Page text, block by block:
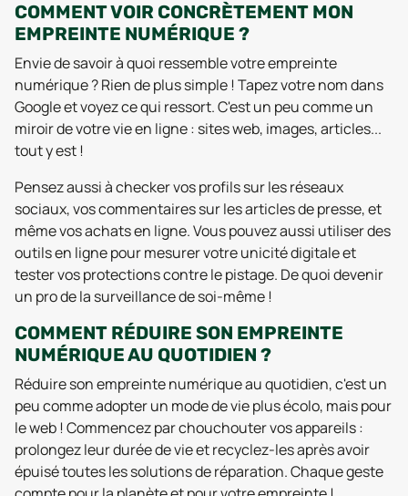
COMMENT VOIR CONCRÈTEMENT MON
EMPREINTE NUMÉRIQUE ?
Envie de savoir à quoi ressemble votre empreinte
numérique ? Rien de plus simple ! Tapez votre nom dans
Google et voyez ce qui ressort. C'est un peu comme un
miroir de votre vie en ligne : sites web, images, articles...
tout y est !
Pensez aussi à checker vos profils sur les réseaux
sociaux, vos commentaires sur les articles de presse, et
même vos achats en ligne. Vous pouvez aussi utiliser des
outils en ligne pour mesurer votre unicité digitale et
tester vos protections contre le pistage. De quoi devenir
un pro de la surveillance de soi-même !
COMMENT RÉDUIRE SON EMPREINTE
NUMÉRIQUE AU QUOTIDIEN ?
Réduire son empreinte numérique au quotidien, c'est un
peu comme adopter un mode de vie plus écolo, mais pour
le web ! Commencez par chouchouter vos appareils :
prolongez leur durée de vie et recyclez-les après avoir
épuisé toutes les solutions de réparation. Chaque geste